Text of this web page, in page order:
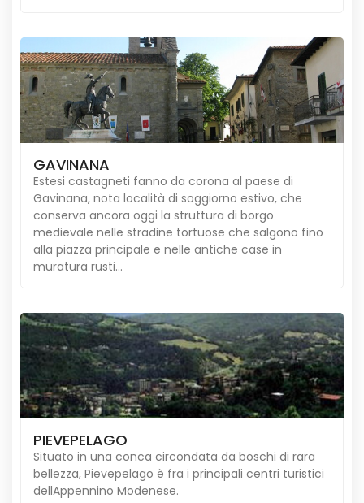
GAVINANA
Estesi castagneti fanno da corona al paese di
Gavinana, nota località di soggiorno estivo, che
conserva ancora oggi la struttura di borgo
medievale nelle stradine tortuose che salgono fino
alla piazza principale e nelle antiche case in
muratura rusti...
PIEVEPELAGO
Situato in una conca circondata da boschi di rara
bellezza, Pievepelago è fra i principali centri turistici
dellAppennino Modenese.